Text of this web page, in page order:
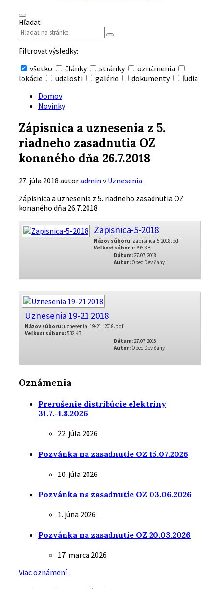
Hľadať:
Filtrovať výsledky:
všetko
články stránky
oznámenia
lokácie
udalosti galérie dokumenty ľudia
vyhľadávanie
Domov
Novinky
Zápisnica a uznesenia z 5.
riadneho zasadnutia OZ
konaného dňa 26.7.2018
27. júla 2018 autoradmin vUznesenia
Zápisnica a uznesenia z 5. riadneho zasadnutia OZ
konaného dňa 26.7.2018
Zapisnica-5-2018
Názov súboru: zapisnica-5-2018.pdf
Veľkosť súboru:796 KB
Dátum:27.07.2018
Autor: Obec Devičany
Uznesenia 19-21 2018
Názov súboru: uznesenia_19-21_2018.pdf
Veľkosť súboru:532 KB
Dátum:27.07.2018
Autor: Obec Devičany
Oznámenia
Prerušenie distribúcie elektriny
31.7.-1.8.2026
22. júla 2026
Pozvánka na zasadnutie OZ 15.07.2026
10. júla 2026
Pozvánka na zasadnutie OZ 03.06.2026
1. júna 2026
Pozvánka na zasadnutie OZ 20.03.2026
17. marca 2026
Viac oznámení